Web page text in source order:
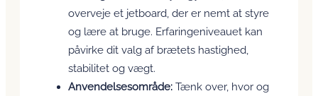
overveje et jetboard, der er nemt at styre
og lære at bruge. Erfaringeniveauet kan
påvirke dit valg af brætets hastighed,
stabilitet og vægt.
Anvendelsesområde: Tænk over, hvor og